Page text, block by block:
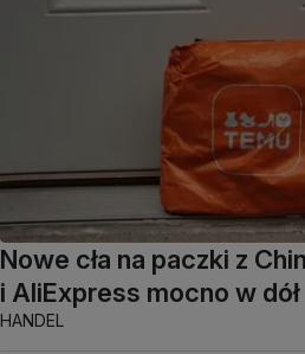
Nowe cła na paczki z
i AliExpress mocno w dół
HANDEL